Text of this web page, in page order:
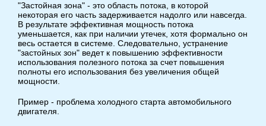
"Застойная зона" - это область потока, в которой
некоторая его часть задерживается надолго или навсегда.
В результате эффективная мощность потока
уменьшается, как при наличии утечек, хотя формально он
весь остается в системе. Следовательно, устранение
"застойных зон" ведет к повышению эффективности
использования полезного потока за счет повышения
полноты его использования без увеличения общей
мощности.
Пример - проблема холодного старта автомобильного
двигателя.